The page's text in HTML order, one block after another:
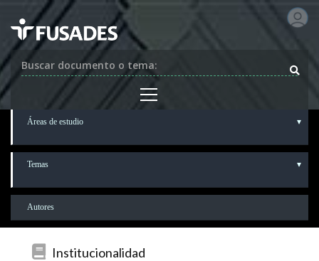
Buscar documento o tema:
Áreas de estudio
Temas
Autores
Institucionalidad